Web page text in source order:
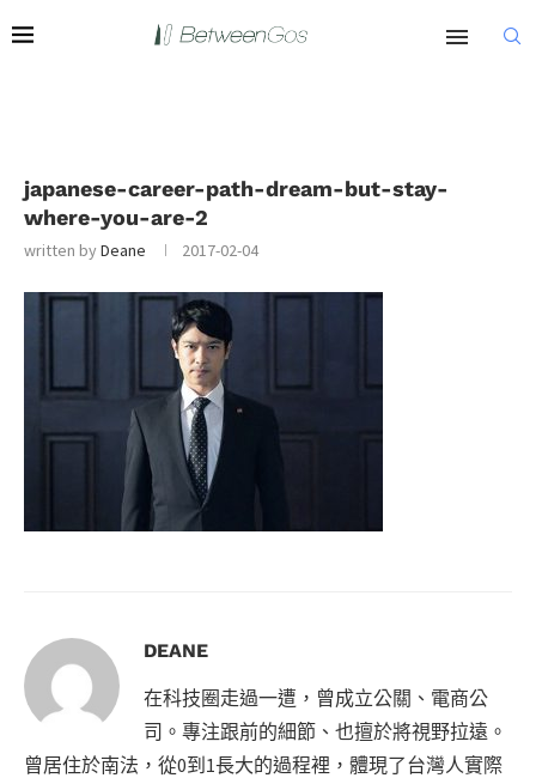
japanese-career-path-dream-but-stay-
where-you-are-2
written byDeane 2017-02-04
DEANE
在科技圈走過一遭，曾成立公關、電商公
司。專注跟前的細節、也擅於將視野拉遠。
曾居住於南法，從0到1長大的過程裡，體現了台灣人實際